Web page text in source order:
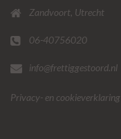
Zandvoort, Utrecht
06-40756020
info@frettiggestoord.nl
Privacy- en cookieverklaring